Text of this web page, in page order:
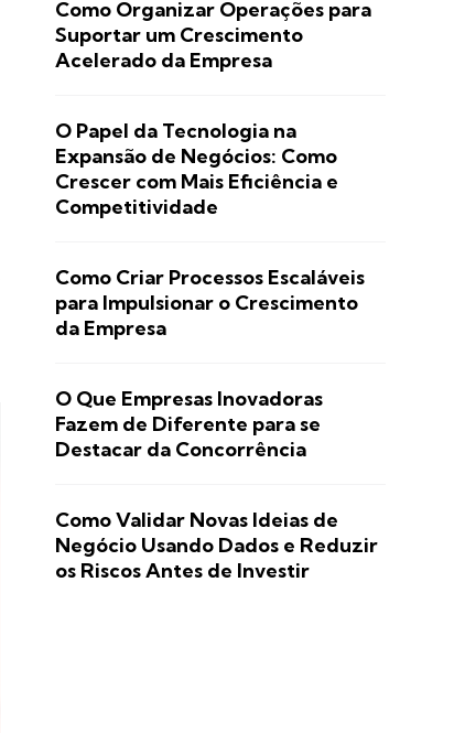
Como Organizar Operações para
Suportar um Crescimento
Acelerado da Empresa
O Papel da Tecnologia na
Expansão de Negócios: Como
Crescer com Mais Eficiência e
Competitividade
Como Criar Processos Escaláveis
para Impulsionar o Crescimento
da Empresa
O Que Empresas Inovadoras
Fazem de Diferente para se
Destacar da Concorrência
Como Validar Novas Ideias de
Negócio Usando Dados e Reduzir
os Riscos Antes de Investir